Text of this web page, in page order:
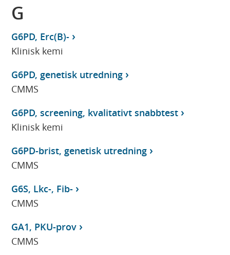
G
G6PD, Erc(B)-
Klinisk kemi
G6PD, genetisk utredning
CMMS
G6PD, screening, kvalitativt snabbtest
Klinisk kemi
G6PD-brist, genetisk utredning
CMMS
G6S, Lkc-, Fib-
CMMS
GA1, PKU-prov
CMMS